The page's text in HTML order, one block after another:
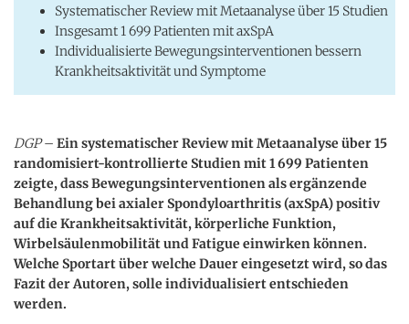
Systematischer Review mit Metaanalyse über 15 Studien
Insgesamt 1 699 Patienten mit axSpA
Individualisierte Bewegungsinterventionen bessern
Krankheitsaktivität und Symptome
DGP– Ein systematischer Review mit Metaanalyse über 15
randomisiert-kontrollierte Studien mit 1 699 Patienten
zeigte, dass Bewegungsinterventionen als ergänzende
Behandlung bei axialer Spondyloarthritis (axSpA) positiv
auf die Krankheitsaktivität, körperliche Funktion,
Wirbelsäulenmobilität und Fatigue einwirken können.
Welche Sportart über welche Dauer eingesetzt wird, so das
Fazit der Autoren, solle individualisiert entschieden
werden.